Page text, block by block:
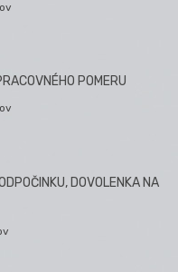
POMERU
DOVOLENKA NA